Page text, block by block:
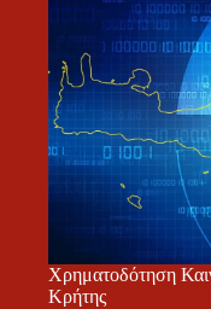
Χρηματοδότηση
Κρήτης